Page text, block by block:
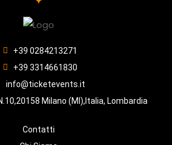
+39 0284213271
+39 3314661830
info@ticketevents.it
Milano (MI),Italia, Lombardia
Contatti